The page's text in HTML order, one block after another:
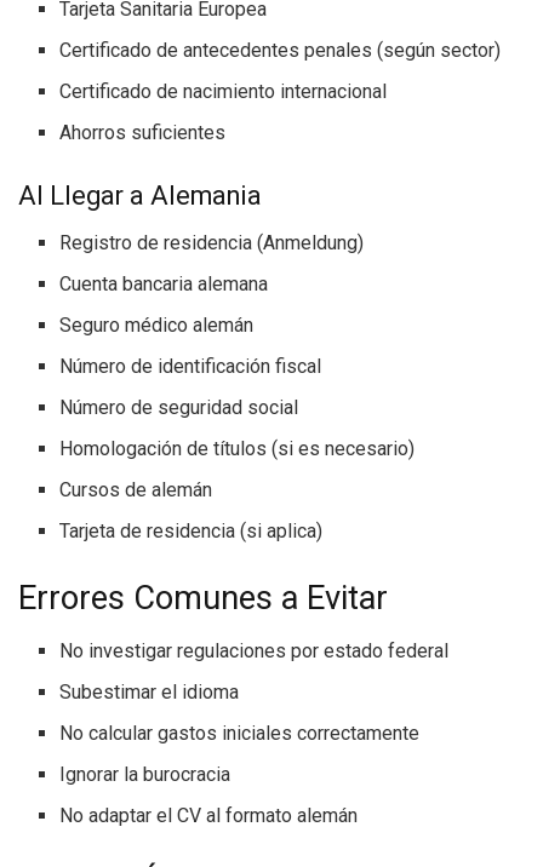
Tarjeta Sanitaria Europea
Certificado de antecedentes penales (según sector)
Certificado de nacimiento internacional
Ahorros suficientes
Al Llegar a Alemania
Registro de residencia (Anmeldung)
Cuenta bancaria alemana
Seguro médico alemán
Número de identificación fiscal
Número de seguridad social
Homologación de títulos (si es necesario)
Cursos de alemán
Tarjeta de residencia (si aplica)
Errores Comunes a Evitar
No investigar regulaciones por estado federal
Subestimar el idioma
No calcular gastos iniciales correctamente
Ignorar la burocracia
No adaptar el CV al formato alemán